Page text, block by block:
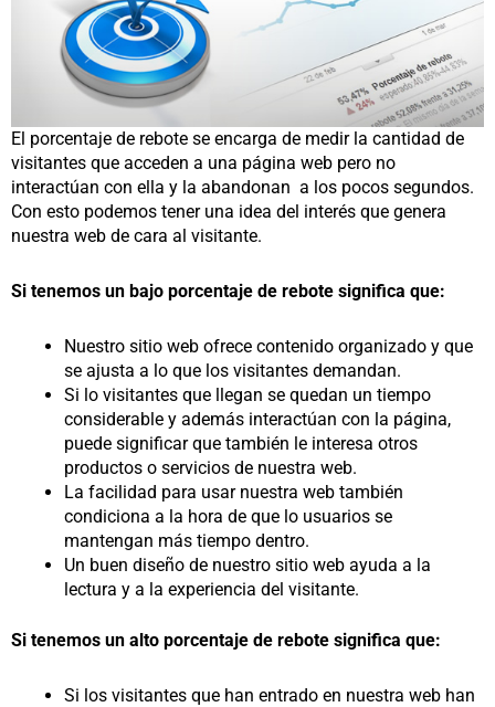
El porcentaje de rebote se encarga de medir la cantidad de
visitantes que acceden a una página web pero no
interactúan con ella y la abandonan a los pocos segundos.
Con esto podemos tener una idea del interés que genera
nuestra web de cara al visitante.
Si tenemos un bajo porcentaje de rebote significa que:
Nuestro sitio web ofrece contenido organizado y que
se ajusta a lo que los visitantes demandan.
Si lo visitantes que llegan se quedan un tiempo
considerable y además interactúan con la página,
puede significar que también le interesa otros
productos o servicios de nuestra web.
La facilidad para usar nuestra web también
condiciona a la hora de que lo usuarios se
mantengan más tiempo dentro.
Un buen diseño de nuestro sitio web ayuda a la
lectura y a la experiencia del visitante.
Si tenemos un alto porcentaje de rebote significa que:
Si los visitantes que han entrado en nuestra web han